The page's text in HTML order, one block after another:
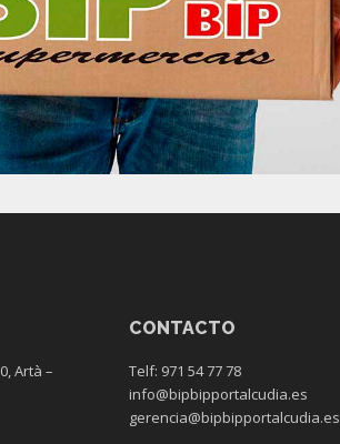
Artà –
CONTACTO
Telf: 971 54 77 78
info@bipbipportalcudia.es
gerencia@bipbipportalcudia.es